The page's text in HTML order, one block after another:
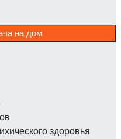
на дом
здоровья